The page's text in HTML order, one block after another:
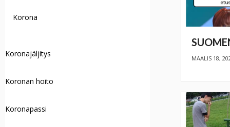
MAALIS 18,
Korona
Koronajäljitys
Koronan hoito
Koronapassi